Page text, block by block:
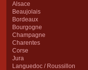
Alsace
Beaujolais
Bordeaux
Bourgogne
Champagne
Charentes
Corse
Jura
Languedoc / Roussillon